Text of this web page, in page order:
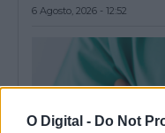
O Digital - Do Not
6 Agosto, 2026 - 12:52